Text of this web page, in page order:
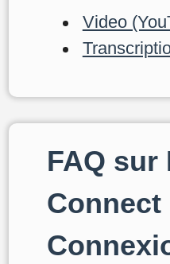
Video
FAQ sur
Connect